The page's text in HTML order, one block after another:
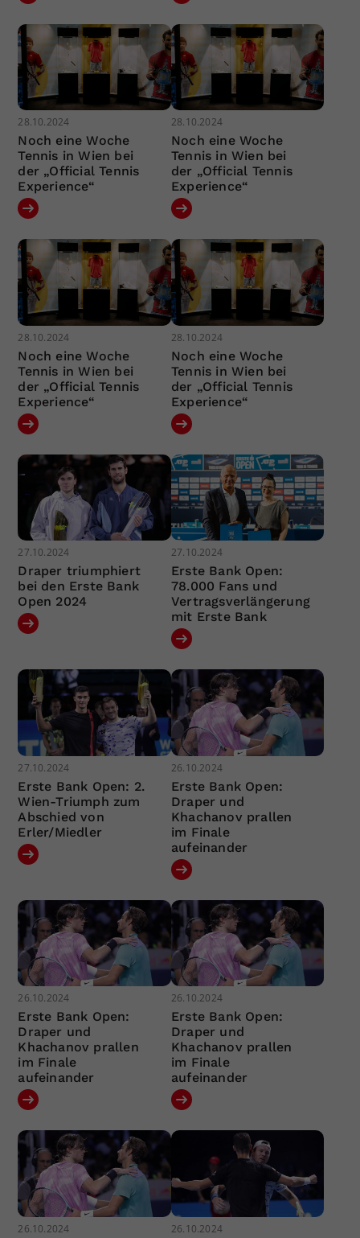
28.10.2024
Noch eine Woche
Tennis in Wien bei
der „Official Tennis
Experience“
28.10.2024
Noch eine Woche
Tennis in Wien bei
der „Official Tennis
Experience“
28.10.2024
Noch eine Woche
Tennis in Wien bei
der „Official Tennis
Experience“
28.10.2024
Noch eine Woche
Tennis in Wien bei
der „Official Tennis
Experience“
27.10.2024
Draper triumphiert
bei den Erste Bank
Open 2024
27.10.2024
Erste Bank Open:
78.000 Fans und
Vertragsverlängerung
mit Erste Bank
27.10.2024
Erste Bank Open: 2.
Wien-Triumph zum
Abschied von
Erler/Miedler
26.10.2024
Erste Bank Open:
Draper und
Khachanov prallen
im Finale
aufeinander
26.10.2024
Erste Bank Open:
Draper und
Khachanov prallen
im Finale
aufeinander
26.10.2024
Erste Bank Open:
Draper und
Khachanov prallen
im Finale
aufeinander
26.10.2024 26.10.2024